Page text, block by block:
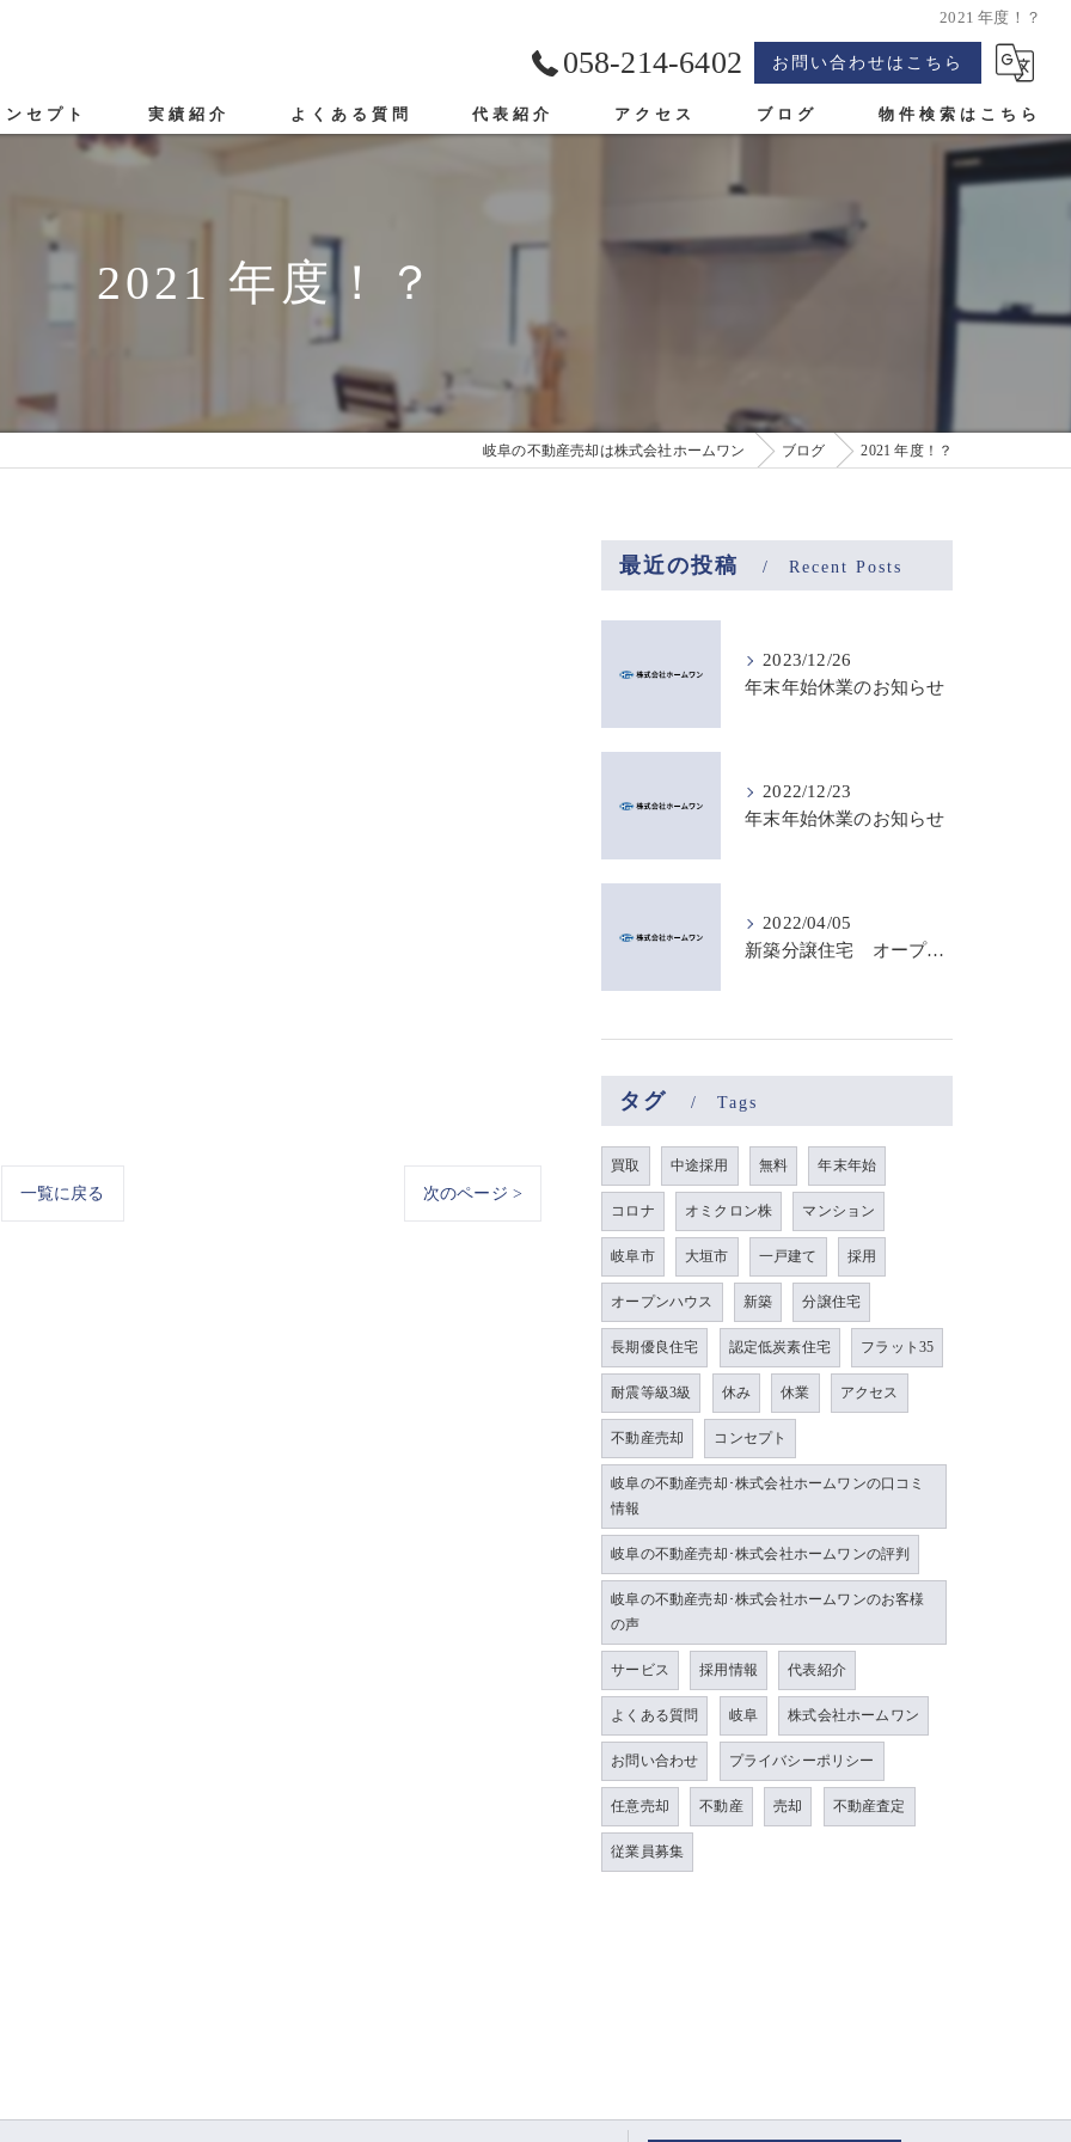
2021 年度！？
058-214-6402 お問い合わせはこちら
ンセプト
産買取
実績紹介 よくある質問 代表紹介 アクセス ブログ 物件検索はこちら
2021 年度！？
岐阜の不動産売却は株式会社ホームワン ブログ 2021 年度！？
一覧に戻る 次のページ >
最近の投稿 Recent Posts
2023/12/26
年末年始休業のお知らせ
2022/12/23
年末年始休業のお知らせ
2022/04/05
新築分譲住宅 オープンハウスのご案内
タグ Tags
買取 中途採用 無料 年末年始
コロナ オミクロン株 マンション
岐阜市 大垣市 一戸建て 採用
オープンハウス 新築 分譲住宅
長期優良住宅 認定低炭素住宅 フラット35
耐震等級3級 休み 休業 アクセス
不動産売却 コンセプト
岐阜の不動産売却･株式会社ホームワンの口コミ
情報
岐阜の不動産売却･株式会社ホームワンの評判
岐阜の不動産売却･株式会社ホームワンのお客様
の声
サービス 採用情報 代表紹介
よくある質問 岐阜 株式会社ホームワン
お問い合わせ プライバシーポリシー
任意売却 不動産 売却 不動産査定
従業員募集